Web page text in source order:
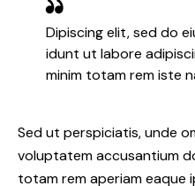
Dipiscing elit, sed do
idunt ut labore
minim totam rem iste
Sed ut perspiciatis, unde
voluptatem accusantium
totam rem aperiam eaque